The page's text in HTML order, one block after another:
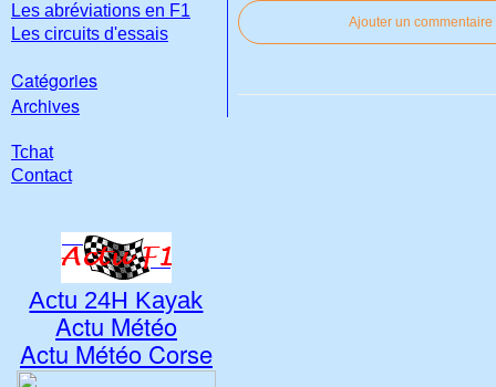
Ajouter un commentaire
Les abréviations en F1
Les circuits d'essais
Catégories
Archives
Tchat
Contact
Actu 24H Kayak
Actu Météo
Actu Météo Corse